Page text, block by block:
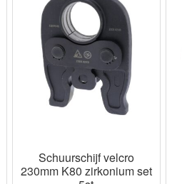
Schuurschijf velcro
230mm K80 zirkonium set